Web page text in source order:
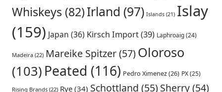
Whiskeys (82)Irland (97) Islands(21) Islay
(159) Japan (36) Kirsch Import(39) Laphroaig(24)
Madeira(22) Mareike Spitzer(57)Oloroso
(103) Peated (116) Pedro Ximenez(26) PX(25)
Rising Brands(22) Rye(34) Schottland (55) Sherry(54)